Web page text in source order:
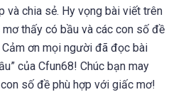
và chia sẻ. Hy vọng bài viết trên
thấy có bầu và các con số đề
ơn mọi người đã đọc bài
của Cfun68! Chúc bạn may
số đề phù hợp với giấc mơ!